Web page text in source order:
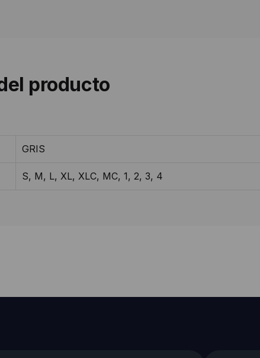
producto
GRIS
S, M, L, XL, XLC, MC, 1, 2, 3, 4